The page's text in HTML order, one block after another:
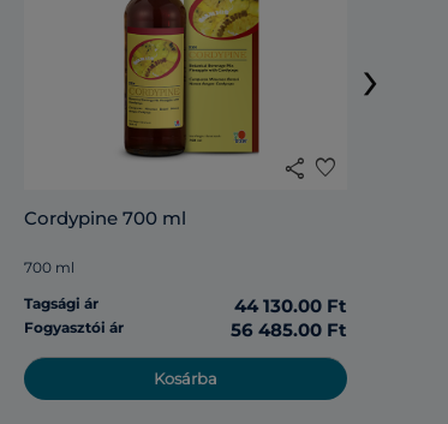
share favorite
Cordypine 700 ml
700 ml
Tagsági ár
44 130.00 Ft
Fogyasztói ár 56 485.00 Ft
Kosárba
›